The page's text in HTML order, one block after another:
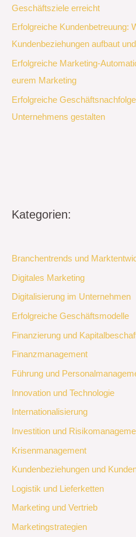
Geschäftsziele erreicht
Erfolgreiche Kundenbetreuung:
Kundenbeziehungen aufbaut
Erfolgreiche Marketing-
eurem Marketing
Erfolgreiche
Unternehmens gestalten
Kategorien:
Branchentrends und
Digitales Marketing
Digitalisierung im Unternehmen
Erfolgreiche Geschäftsmodelle
Finanzierung und
Finanzmanagement
Führung und
Innovation und Technologie
Internationalisierung
Investition und
Krisenmanagement
Kundenbeziehungen und
Logistik und Lieferketten
Marketing und Vertrieb
Marketingstrategien